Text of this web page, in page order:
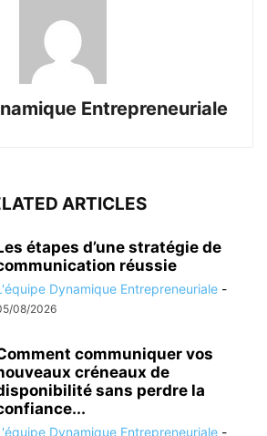
Entrepreneuriale
ARTICLES
étapes d’une stratégie de
réussie
Dynamique Entrepreneuriale -
08/2026
communiquer vos
créneaux de
sans perdre la
Dynamique Entrepreneuriale -